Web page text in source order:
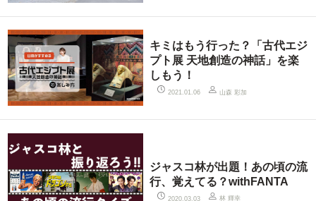
キミはもう行った？「古代エジ
プト展 天地創造の神話」を楽
しもう！
2021.01.06 山森 彩加
ジャスコ林が出題！あの頃の流
行、覚えてる？withFANTA
2020.03.03 林 輝幸